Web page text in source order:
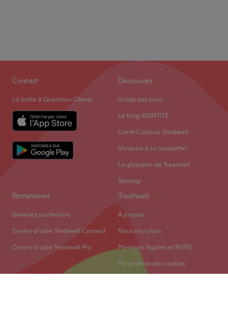
Contact
La boîte à Questions Clients
Découvrez
Guide des soins
Le blog IDENTITÉ
Carte Cadeau Treatwell
S'inscrire à la newsletter
Le glossaire de Treatwell
Sitemap
Partenaires
Devenez partenaire
Centre d'aide Treatwell Connect
Centre d'aide Treatwell Pro
Treatwell
À propos
Nous recrutons
Mentions légales et RGPD
Paramètres des cookies